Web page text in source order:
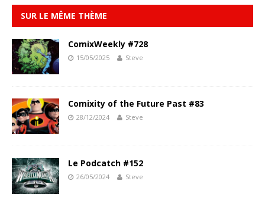
SUR LE MÊME THÈME
ComixWeekly #728
15/05/2025 Steve
Comixity of the Future Past #83
28/12/2024 Steve
Le Podcatch #152
26/05/2024 Steve